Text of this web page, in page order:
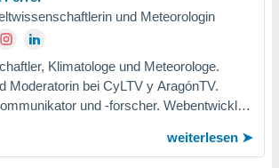
und Meteorologin
Klimatologe und Meteorologe.
Moderatorin bei CyLTV y AragónTV.
und -forscher. Webentwickler,
weiterlesen